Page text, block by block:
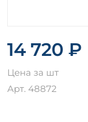
14 720 ₽
Цена за шт
Арт. 48872